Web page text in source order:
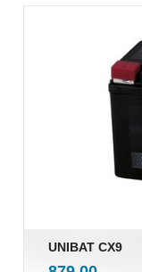
UNIBAT CX9